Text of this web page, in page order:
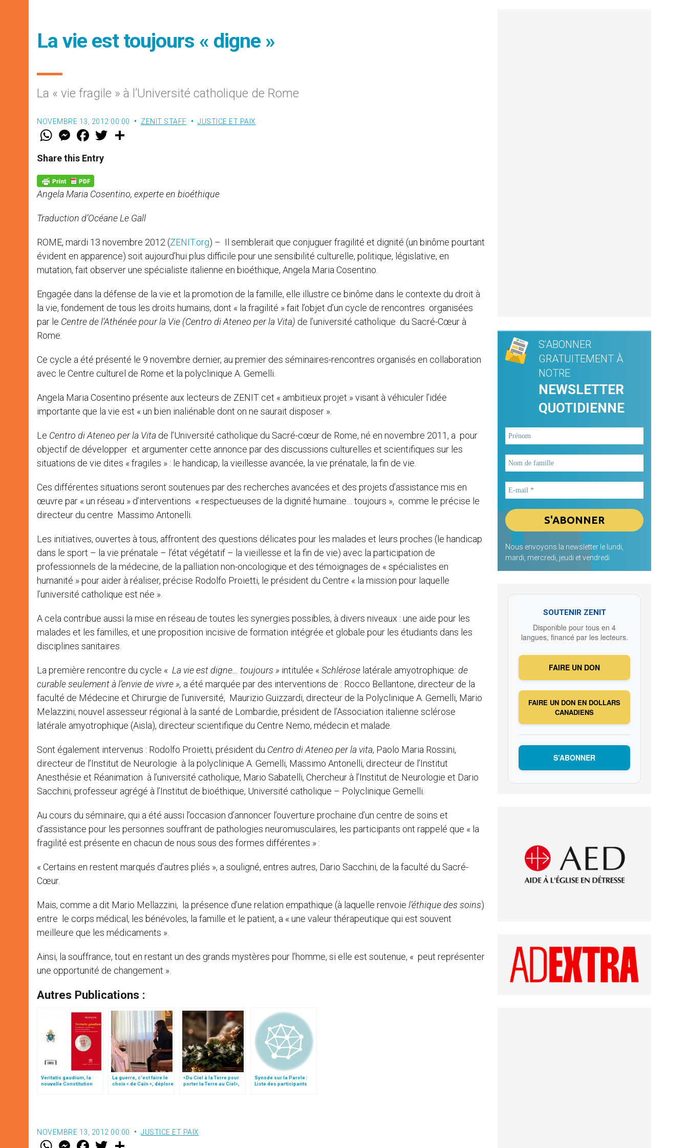
La vie est toujours « digne »
La « vie fragile » à l’Université catholique de Rome
NOVEMBRE 13, 2012 00:00 ZENIT STAFF JUSTICE ET PAIX
W
t
s
p
p
M
e
s
e
g
e
r
F
a
e
b
k
w
Share this Entry
Angela Maria Cosentino, experte en bioéthique
Traduction d’Océane Le Gall
ROME, mardi 13 novembre 2012 (ZENIT.org) – Il semblerait que conjuguer fragilité et dignité (un binôme pourtant
évident en apparence) soit aujourd’hui plus difficile pour une sensibilité culturelle, politique, législative, en
mutation, fait observer une spécialiste italienne en bioéthique, Angela Maria Cosentino.
Engagée dans la défense de la vie et la promotion de la famille, elle illustre ce binôme dans le contexte du droit à
la vie, fondement de tous les droits humains, dont « la fragilité » fait l’objet d’un cycle de rencontres organisées
par le Centre de l’Athénée pour la Vie (Centro di Ateneo per la Vita) de l’université catholique du Sacré-Cœur à
Rome.
Ce cycle a été présenté le 9 novembre dernier, au premier des séminaires-rencontres organisés en collaboration
avec le Centre culturel de Rome et la polyclinique A. Gemelli.
Angela Maria Cosentino présente aux lecteurs de ZENIT cet « ambitieux projet » visant à véhiculer l’idée
importante que la vie est « un bien inaliénable dont on ne saurait disposer ».
Le Centro di Ateneo per la Vita de l’Université catholique du Sacré-cœur de Rome, né en novembre 2011, a pour
objectif de développer et argumenter cette annonce par des discussions culturelles et scientifiques sur les
situations de vie dites « fragiles » : le handicap, la vieillesse avancée, la vie prénatale, la fin de vie.
Ces différentes situations seront soutenues par des recherches avancées et des projets d’assistance mis en
œuvre par « un réseau » d’interventions « respectueuses de la dignité humaine… toujours », comme le précise le
directeur du centre Massimo Antonelli.
Les initiatives, ouvertes à tous, affrontent des questions délicates pour les malades et leurs proches (le handicap
dans le sport – la vie prénatale – l’état végétatif – la vieillesse et la fin de vie) avec la participation de
professionnels de la médecine, de la palliation non-oncologique et des témoignages de « spécialistes en
humanité » pour aider à réaliser, précise Rodolfo Proietti, le président du Centre « la mission pour laquelle
l’université catholique est née ».
A cela contribue aussi la mise en réseau de toutes les synergies possibles, à divers niveaux : une aide pour les
malades et les familles, et une proposition incisive de formation intégrée et globale pour les étudiants dans les
disciplines sanitaires.
La première rencontre du cycle « La vie est digne… toujours » intitulée « Schlérose latérale amyotrophique: de
curable seulement à l’envie de vivre », a été marquée par des interventions de : Rocco Bellantone, directeur de la
faculté de Médecine et Chirurgie de l’université, Maurizio Guizzardi, directeur de la Polyclinique A. Gemelli, Mario
Melazzini, nouvel assesseur régional à la santé de Lombardie, président de l’Association italienne sclérose
latérale amyotrophique (Aisla), directeur scientifique du Centre Nemo, médecin et malade.
Sont également intervenus : Rodolfo Proietti, président du Centro di Ateneo per la vita, Paolo Maria Rossini,
directeur de l’Institut de Neurologie à la polyclinique A. Gemelli, Massimo Antonelli, directeur de l’Institut
Anesthésie et Réanimation à l’université catholique, Mario Sabatelli, Chercheur à l’Institut de Neurologie et Dario
Sacchini, professeur agrégé à l’Institut de bioéthique, Université catholique – Polyclinique Gemelli.
Au cours du séminaire, qui a été aussi l’occasion d’annoncer l’ouverture prochaine d’un centre de soins et
d’assistance pour les personnes souffrant de pathologies neuromusculaires, les participants ont rappelé que « la
fragilité est présente en chacun de nous sous des formes différentes » :
« Certains en restent marqués d’autres pliés », a souligné, entres autres, Dario Sacchini, de la faculté du Sacré-
Cœur.
Mais, comme a dit Mario Mellazzini, la présence d’une relation empathique (à laquelle renvoie l’éthique des soins)
entre le corps médical, les bénévoles, la famille et le patient, a « une valeur thérapeutique qui est souvent
meilleure que les médicaments ».
Ainsi, la souffrance, tout en restant un des grands mystères pour l’homme, si elle est soutenue, « peut représenter
une opportunité de changement ».
Autres Publications :
Veritatis gaudium, la
nouvelle Constitution
La guerre, c’est faire le
choix « de Caïn », déplore
«Du Ciel à la Terre pour
porter la Terre au Ciel»,
Synode sur la Parole :
Liste des participants
NOVEMBRE 13, 2012 00:00 JUSTICE ET PAIX
W M F
S'ABONNER
GRATUITEMENT À
NOTRE
NEWSLETTER
QUOTIDIENNE
Nous envoyons la newsletter le lundi,
mardi, mercredi, jeudi et vendredi
SOUTENIR ZENIT
Disponible pour tous en 4
langues, financé par les lecteurs.
FAIRE UN DON
FAIRE UN DON EN DOLLARS
CANADIENS
S’ABONNER